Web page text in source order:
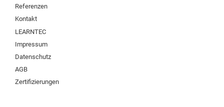
Referenzen
Kontakt
LEARNTEC
Impressum
Datenschutz
AGB
Zertifizierungen